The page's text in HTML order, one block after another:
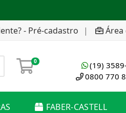
- Pré-cadastro |
0
(19)
0800 770
FABER-CASTELL